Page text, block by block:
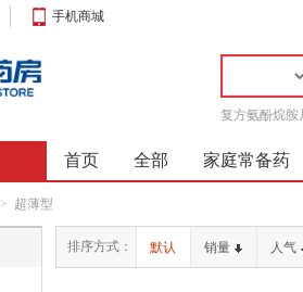
手机商城
复方氨酚烷胺
首页 全部 家庭常备药
> 超薄型
排序方式： 默认 销量 人气